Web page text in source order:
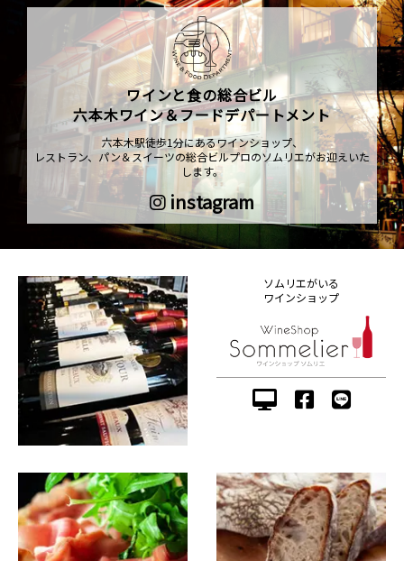
ワインと食の総合ビル
六本木ワイン＆フードデパートメント
六本木駅徒歩1分にあるワインショップ、
レストラン、パン＆スイーツの総合ビルプロのソムリエがお迎えいた
します。
instagram
ソムリエがいる
ワインショップ